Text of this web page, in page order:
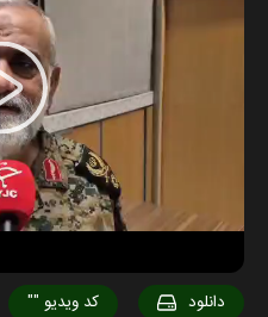
Play
Video
"" کد ویدیو دانلود